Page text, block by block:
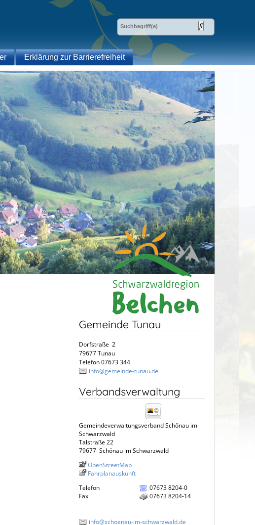
Erklärung zur Barrierefreiheit
Gemeinde Tunau
Dorfstraße 2
79677 Tunau
Telefon 07673 344
info@gemeinde-tunau.de
Verbandsverwaltung
Gemeindeverwaltungsverband Schönau im
Schwarzwald
Talstraße 22
79677 Schönau im Schwarzwald
OpenStreetMap
Fahrplanauskunft
Telefon
07673 8204-0
Fax
07673 8204-14
info@schoenau-im-schwarzwald.de